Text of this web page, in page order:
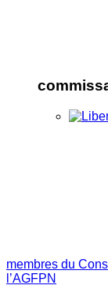
membres du
l’AGFPN